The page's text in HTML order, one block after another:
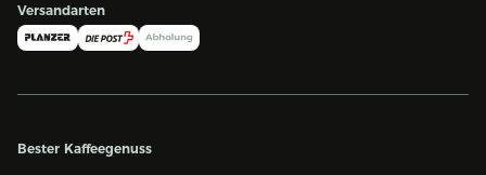
Versandarten
Bester Kaffeegenuss